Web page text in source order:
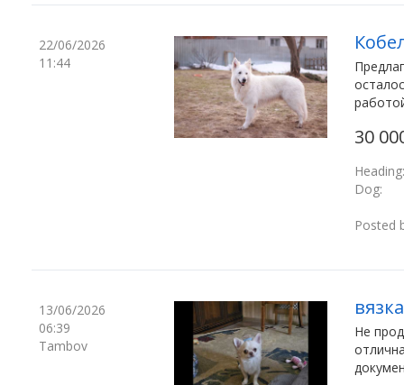
22/06/2026
11:44
30
Heading:
Dog:
Posted
13/06/2026
06:39
Tambov
Не